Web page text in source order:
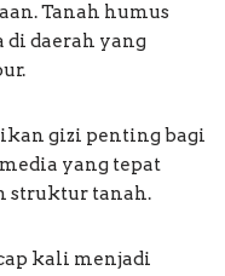
Tanah humus
daerah yang
gizi penting bagi
yang tepat
struktur tanah.
kali menjadi